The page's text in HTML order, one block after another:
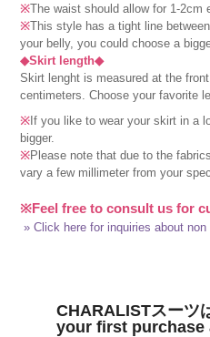
※The waist should allow for 1-2cm
※This style has a tight line
your belly, you could choose a
◆Skirt length◆
Skirt lenght is measured at the
centimeters. Choose your favorite
※If you like to wear your skirt in a
bigger.
※Please note that due to the
vary a few millimeter from your
※Feel free to consult us for
» Click here for inquiries about non
CHARALISTスーツ
your first purchase